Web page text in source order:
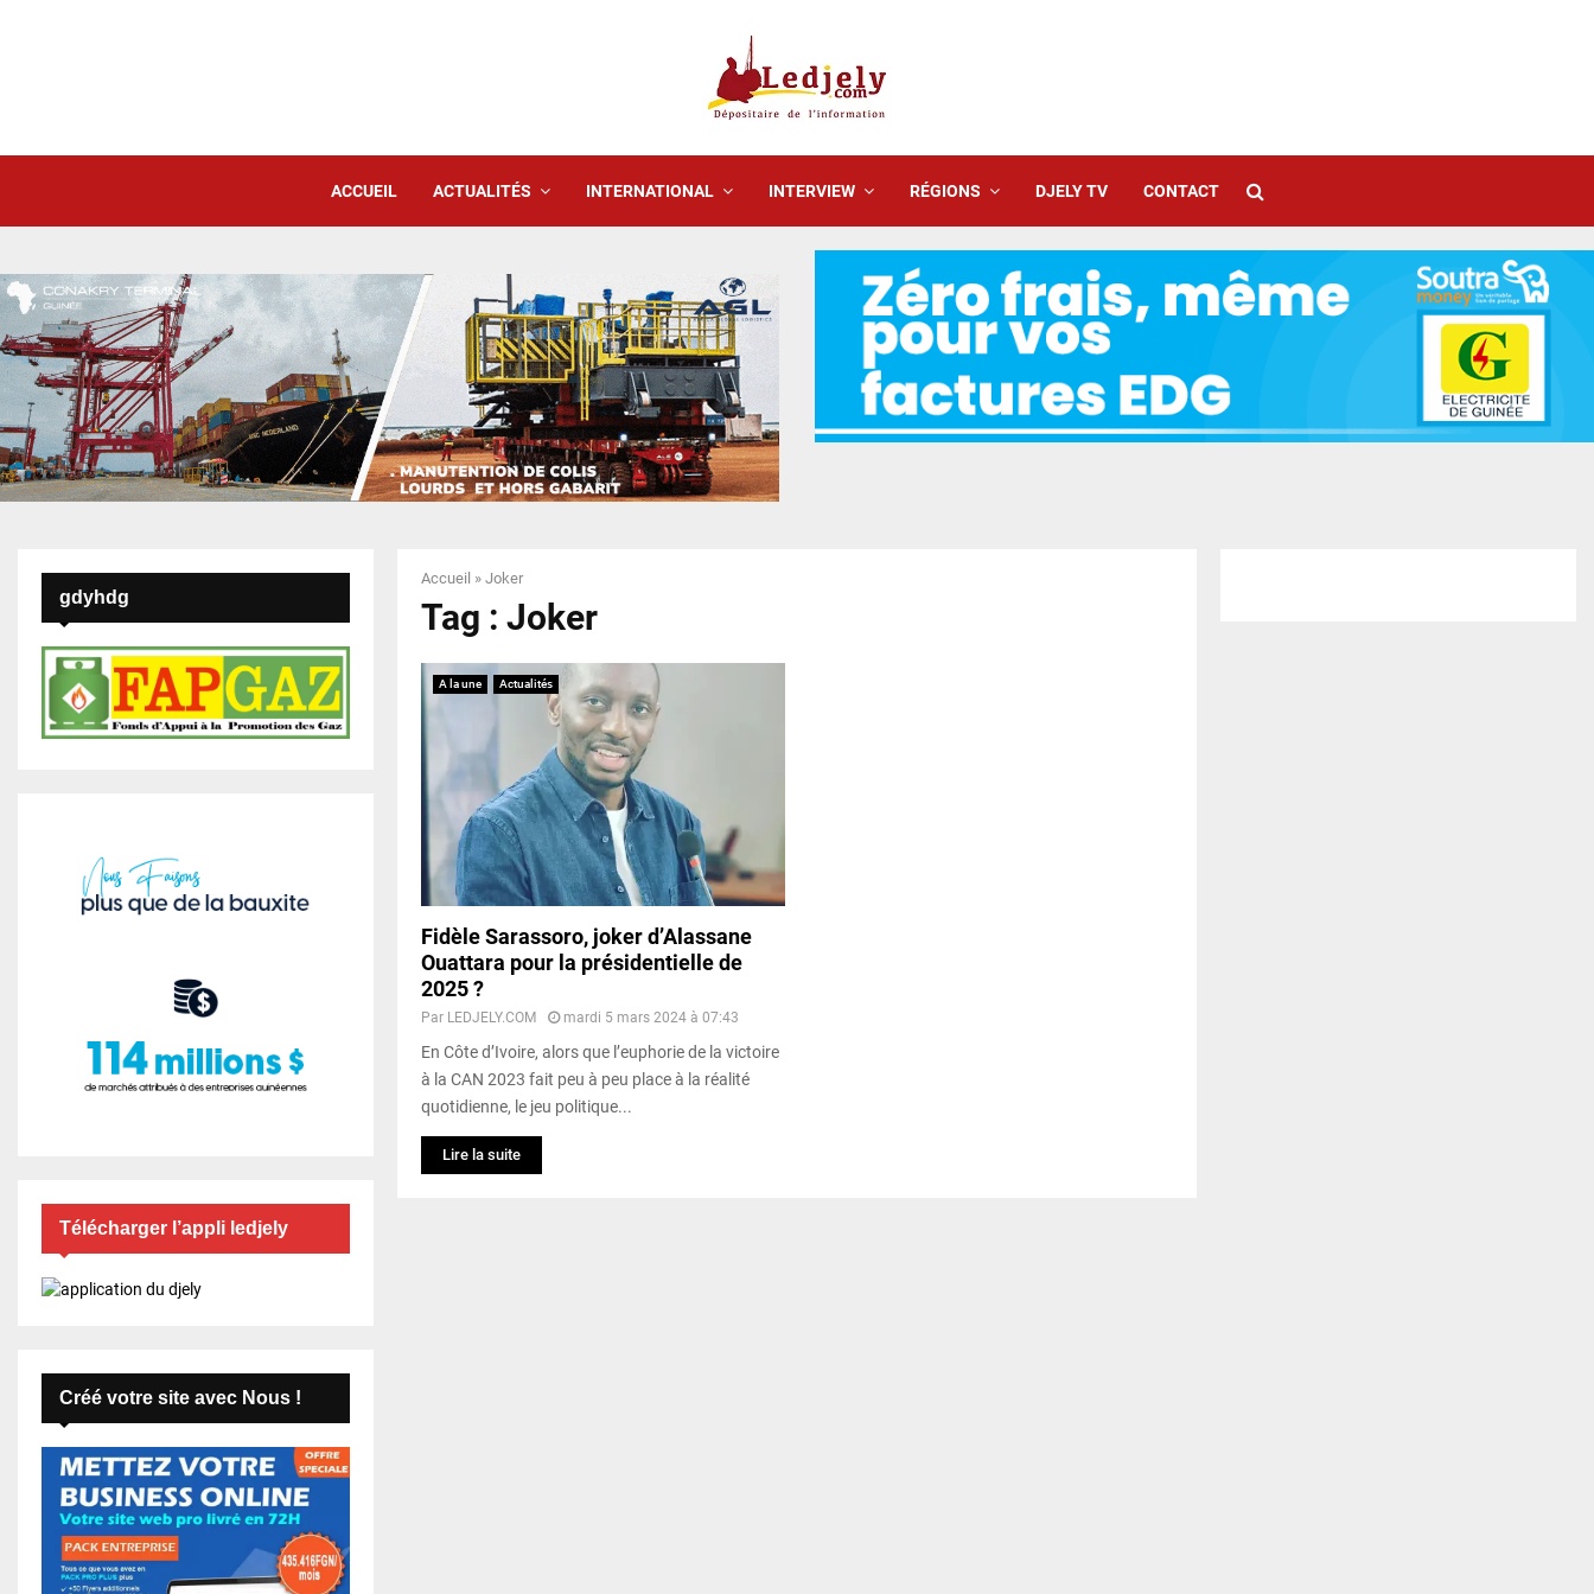
ACCUEIL ACTUALITÉS INTERNATIONAL INTERVIEW RÉGIONS DJELY TV CONTACT
Accueil » Joker
Tag : Joker
A la une Actualités
Fidèle Sarassoro, joker d’Alassane
Ouattara pour la présidentielle de
2025 ?
Par LEDJELY.COM mardi 5 mars 2024 à 07:43
En Côte d’Ivoire, alors que l’euphorie de la victoire
à la CAN 2023 fait peu à peu place à la réalité
quotidienne, le jeu politique...
Lire la suite
gdyhdg
Télécharger l’appli ledjely
Créé votre site avec Nous !